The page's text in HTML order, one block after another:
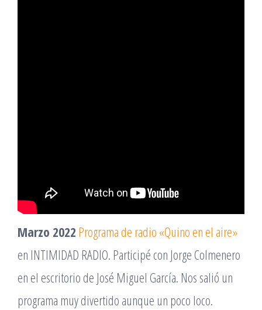
Marzo 2022 Programa de radio «Quino en el aire»
en INTIMIDAD RADIO. Participé con Jorge Colmenero
en el escritorio de José Miguel García. Nos salió un
programa muy divertido aunque un poco loco.